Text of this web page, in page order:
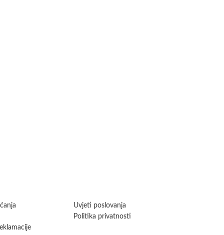
Uvjeti poslovanja
Politika privatnosti